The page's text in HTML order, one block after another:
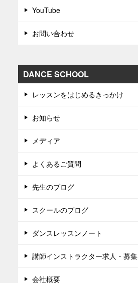
YouTube
お問い合わせ
DANCE SCHOOL
レッスンをはじめるきっかけ
お知らせ
メディア
よくあるご質問
先生のブログ
スクールのブログ
ダンスレッスンノート
講師インストラクター求人・募集
会社概要